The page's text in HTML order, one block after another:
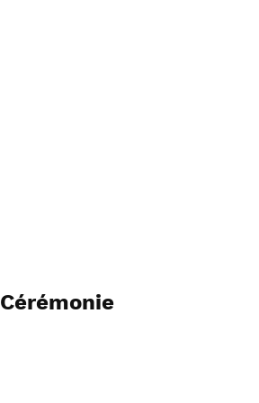
Cérémonie